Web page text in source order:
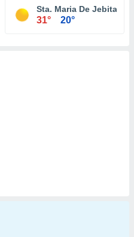
Sta. Maria De Jebita
31° 20°